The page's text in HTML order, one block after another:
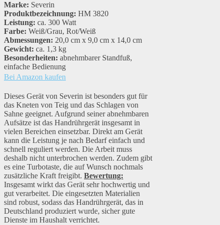
Marke: Severin
Produktbezeichnung: HM 3820
Leistung: ca. 300 Watt
Farbe: Weiß/Grau, Rot/Weiß
Abmessungen: 20,0 cm x 9,0 cm x 14,0 cm
Gewicht: ca. 1,3 kg
Besonderheiten: abnehmbarer Standfuß,
einfache Bedienung
Bei Amazon kaufen
Dieses Gerät von Severin ist besonders gut für
das Kneten von Teig und das Schlagen von
Sahne geeignet. Aufgrund seiner abnehmbaren
Aufsätze ist das Handrührgerät insgesamt in
vielen Bereichen einsetzbar. Direkt am Gerät
kann die Leistung je nach Bedarf einfach und
schnell reguliert werden. Die Arbeit muss
deshalb nicht unterbrochen werden. Zudem gibt
es eine Turbotaste, die auf Wunsch nochmals
zusätzliche Kraft freigibt. Bewertung:
Insgesamt wirkt das Gerät sehr hochwertig und
gut verarbeitet. Die eingesetzten Materialien
sind robust, sodass das Handrührgerät, das in
Deutschland produziert wurde, sicher gute
Dienste im Haushalt verrichtet.